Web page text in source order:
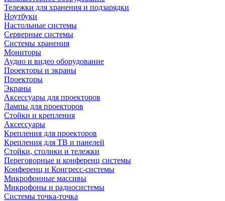
Тележки для хранения и подзарядки
Ноутбуки
Настольные системы
Серверные системы
Системы хранения
Мониторы
Аудио и видео оборудование
Проекторы и экраны
Проекторы
Экраны
Аксессуары для проекторов
Лампы для проекторов
Стойки и крепления
Аксессуары
Крепления для проекторов
Крепления для ТВ и панелей
Стойки, столики и тележки
Переговорные и конференц системы
Конференц и Конгресс-системы
Микрофонные массивы
Микрофоны и радиосистемы
Системы точка-точка